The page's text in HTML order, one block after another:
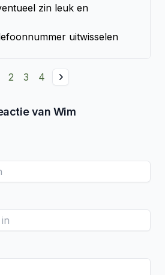
zin leuk en
uitwisselen
2 3 4
van Wim